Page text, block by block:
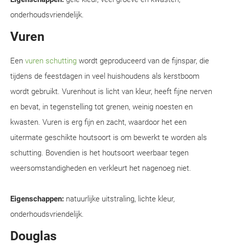
onderhoudsvriendelijk.
Vuren
Een vuren schutting wordt geproduceerd van de fijnspar, die
tijdens de feestdagen in veel huishoudens als kerstboom
wordt gebruikt. Vurenhout is licht van kleur, heeft fijne nerven
en bevat, in tegenstelling tot grenen, weinig noesten en
kwasten. Vuren is erg fijn en zacht, waardoor het een
uitermate geschikte houtsoort is om bewerkt te worden als
schutting. Bovendien is het houtsoort weerbaar tegen
weersomstandigheden en verkleurt het nagenoeg niet.
Eigenschappen: natuurlijke uitstraling, lichte kleur,
onderhoudsvriendelijk.
Douglas